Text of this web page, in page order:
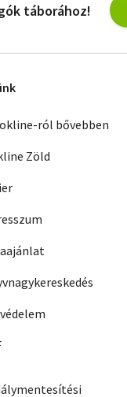
táborához!
ról bővebben
Zöld